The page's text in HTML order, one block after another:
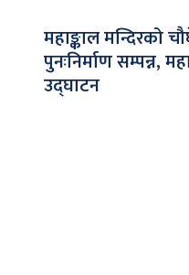
महाङ्काल मन्दिरको
पुनःनिर्माण सम्पन्न,
उद्घाटन